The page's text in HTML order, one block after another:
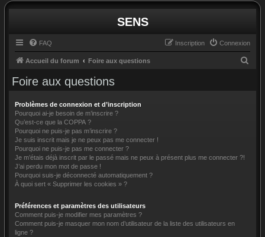
SENS
FAQ Connexion
Inscription
Accueil du forum Foire aux questions
Foire aux questions
Problèmes de connexion et d’inscription
Pourquoi ai-je besoin de m’inscrire ?
Qu’est-ce que la COPPA ?
Pourquoi ne puis-je pas m’inscrire ?
Je suis inscrit mais je ne peux pas me connecter !
Pourquoi ne puis-je pas me connecter ?
Je m’étais déjà inscrit par le passé mais ne peux à présent plus me connecter ?!
J’ai perdu mon mot de passe !
Pourquoi suis-je déconnecté automatiquement ?
À quoi sert « Supprimer les cookies » ?
Préférences et paramètres des utilisateurs
Comment puis-je modifier mes paramètres ?
Comment puis-je masquer mon nom d’utilisateur de la liste des utilisateurs en
ligne ?